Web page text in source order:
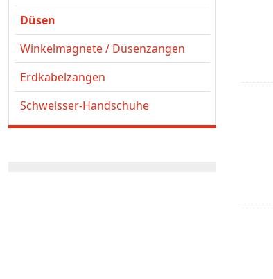
Düsen
Winkelmagnete / Düsenzangen
Erdkabelzangen
Schweisser-Handschuhe